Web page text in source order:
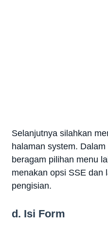
Selanjutnya silahkan
halaman system.
beragam pilihan menu
menakan opsi SSE dan
pengisian.
d. Isi Form